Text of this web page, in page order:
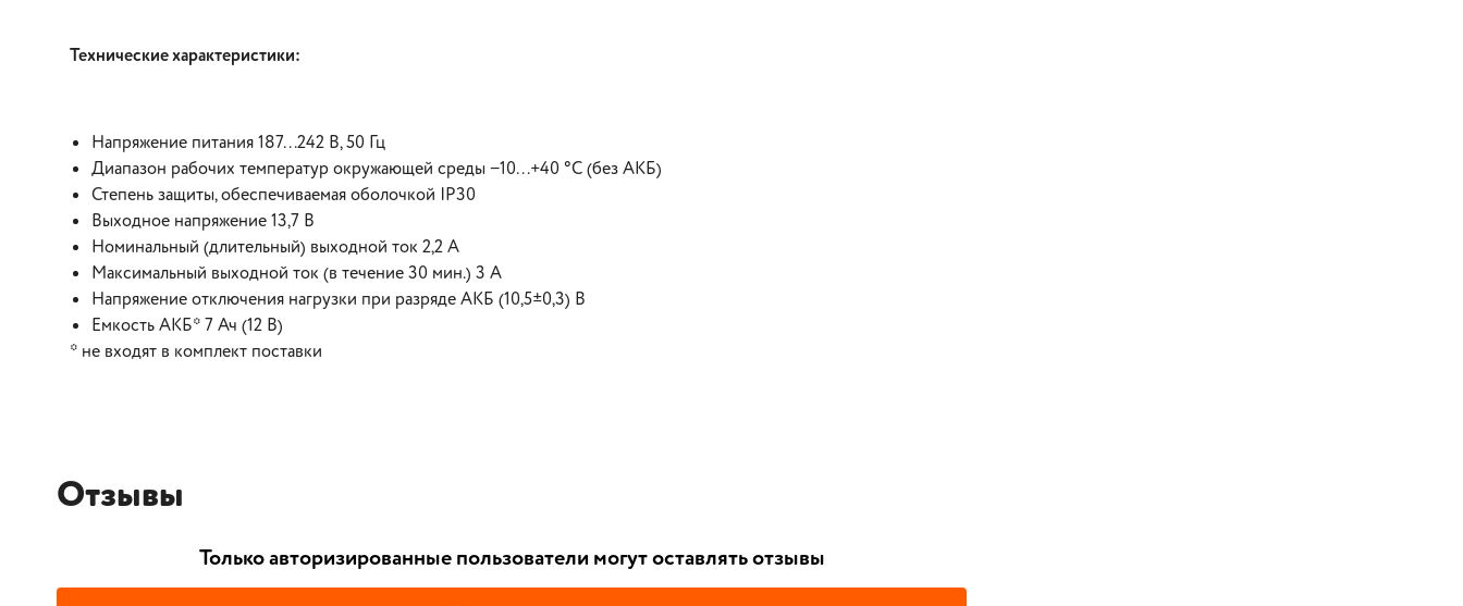
Технические характеристики:
Напряжение питания 187...242 В, 50 Гц
Диапазон рабочих температур окружающей среды −10...+40 °C (без АКБ)
Степень защиты, обеспечиваемая оболочкой IP30
Выходное напряжение 13,7 В
Номинальный (длительный) выходной ток 2,2 А
Максимальный выходной ток (в течение 30 мин.) 3 А
Напряжение отключения нагрузки при разряде АКБ (10,5±0,3) В
Емкость АКБ* 7 Ач (12 В)
* не входят в комплект поставки
Отзывы
Только авторизированные пользователи могут оставлять отзывы